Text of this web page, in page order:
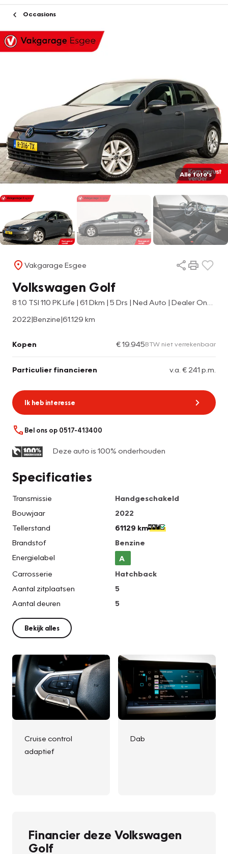
Occasions
Alle foto's
Vakgarage Esgee
Volkswagen Golf
2022|Benzine|61.129 km
Kopen € 19.945BTW niet verrekenbaar
Particulier financieren v.a. € 241 p.m.
Ik heb interesse
Bel ons op 0517-413400
Deze auto is 100% onderhouden
Specificaties
Transmissie
Handgeschakeld
Bouwjaar
2022
Tellerstand
61129 km
Brandstof
Benzine
Energielabel
A
Carrosserie
Hatchback
Aantal zitplaatsen
5
Aantal deuren
5
Bekijk alles
Cruise control
adaptief
Dab
Financier deze Volkswagen
Golf